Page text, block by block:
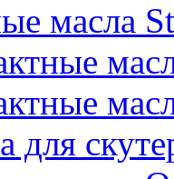
масла
для